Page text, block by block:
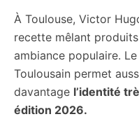
À Toulouse, Victor
recette mêlant
ambiance populaire.
Toulousain permet
davantage l’identité
édition 2026.